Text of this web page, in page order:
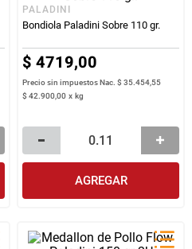
PALADINI
Bondiola Paladini Sobre 110 gr.
$ 4719,00
Precio sin impuestos Nac.$ 35.454,55
$ 42.900,00 x kg
AGREGAR